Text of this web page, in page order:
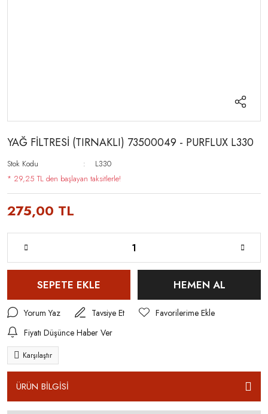
YAĞ FİLTRESİ (TIRNAKLI) 73500049 - PURFLUX L330
Stok Kodu
L330
* 29,25 TL den başlayan taksitlerle!
275,00 TL
SEPETE EKLE HEMEN AL
Yorum Yaz
Tavsiye Et
Fiyatı Düşünce Haber Ver
Karşılaştır
ÜRÜN BİLGİSİ